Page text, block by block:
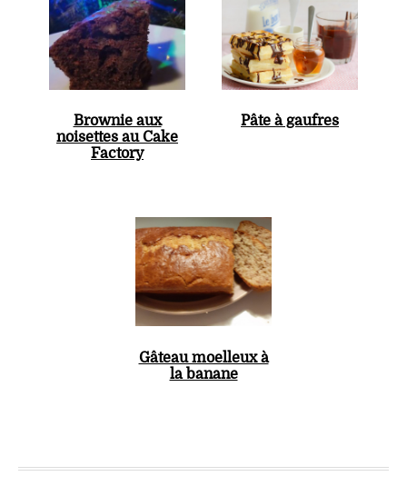
Brownie aux
noisettes au Cake
Factory
Pâte à gaufres
Gâteau moelleux à
la banane